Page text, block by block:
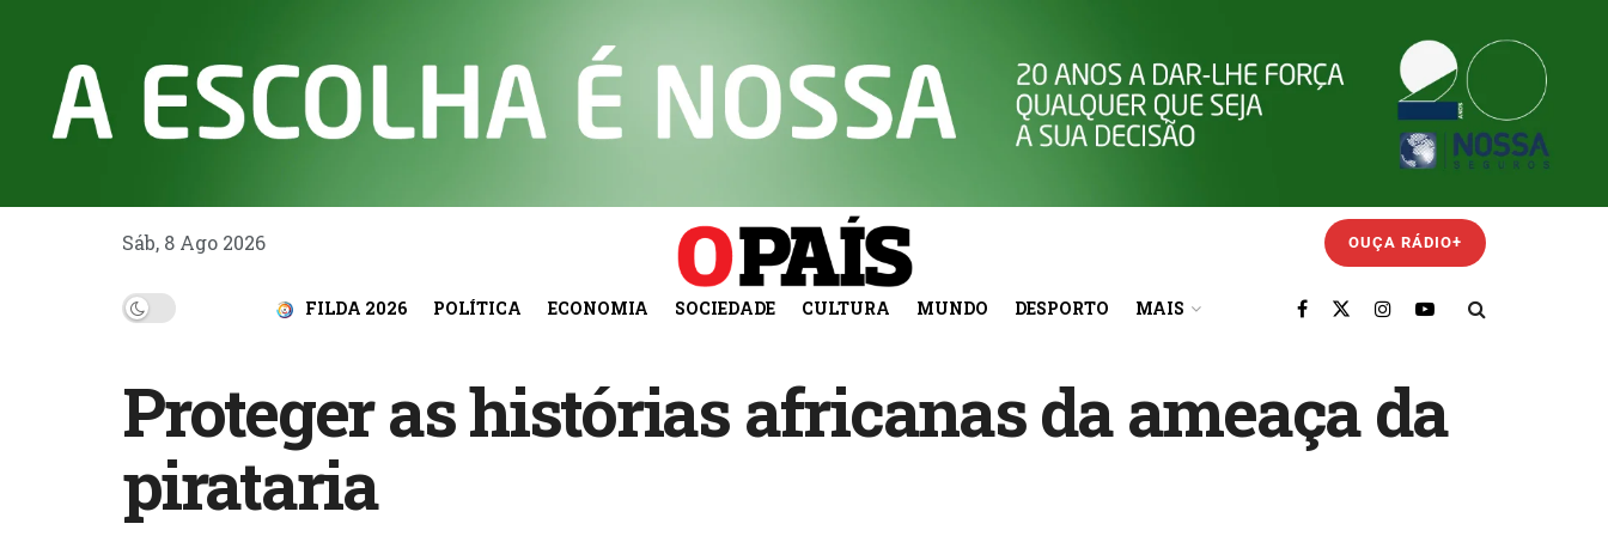
Sáb, 8 Ago 2026 OUÇA RÁDIO+
FILDA 2026 POLÍTICA ECONOMIA SOCIEDADE CULTURA MUNDO DESPORTO MAIS
Proteger as histórias africanas da ameaça da
pirataria